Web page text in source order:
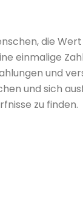
die
einmalige
und
und sich
zu finden.